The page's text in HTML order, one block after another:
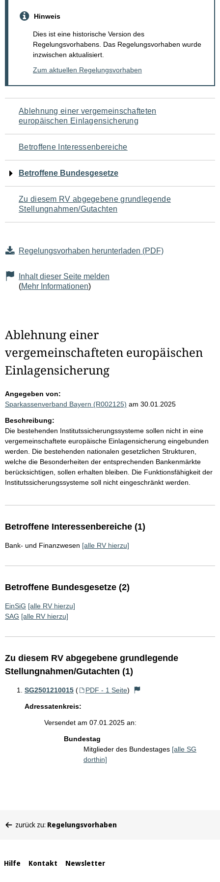
Hinweis
Dies ist eine historische Version des
Regelungsvorhabens. Das Regelungsvorhaben wurde
inzwischen aktualisiert.
Zum aktuellen Regelungsvorhaben
Navigation
für
den
Seiteninhalt
Ablehnung einer vergemeinschafteten
europäischen Einlagensicherung
Betroffene Interessenbereiche
Betroffene Bundesgesetze
Zu diesem RV abgegebene grundlegende
Stellungnahmen/Gutachten
Regelungsvorhaben herunterladen (PDF)
Inhalt dieser Seite melden
(Mehr Informationen)
Ablehnung einer
vergemeinschafteten europäischen
Einlagensicherung
Angegeben von:
Sparkassenverband Bayern (R002125) am 30.01.2025
Beschreibung:
Die bestehenden Institutssicherungssysteme sollen nicht in eine
vergemeinschaftete europäische Einlagensicherung eingebunden
werden. Die bestehenden nationalen gesetzlichen Strukturen,
welche die Besonderheiten der entsprechenden Bankenmärkte
berücksichtigen, sollen erhalten bleiben. Die Funktionsfähigkeit der
Institutssicherungssysteme soll nicht eingeschränkt werden.
Betroffene Interessenbereiche (1)
Bank- und Finanzwesen [alle RV hierzu]
Betroffene Bundesgesetze (2)
EinSiG [alle RV hierzu]
SAG [alle RV hierzu]
Zu diesem RV abgegebene grundlegende
Stellungnahmen/Gutachten (1)
SG2501210015 ( PDF - 1 Seite)
Adressatenkreis:
Versendet am 07.01.2025 an:
Bundestag
Mitglieder des Bundestages [alle SG
dorthin]
befinden
zurück zu: Regelungsvorhaben
Interne
Hilfe Kontakt Newsletter